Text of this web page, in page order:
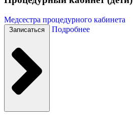
Медсестра процедурного кабинета
Записаться Подробнее